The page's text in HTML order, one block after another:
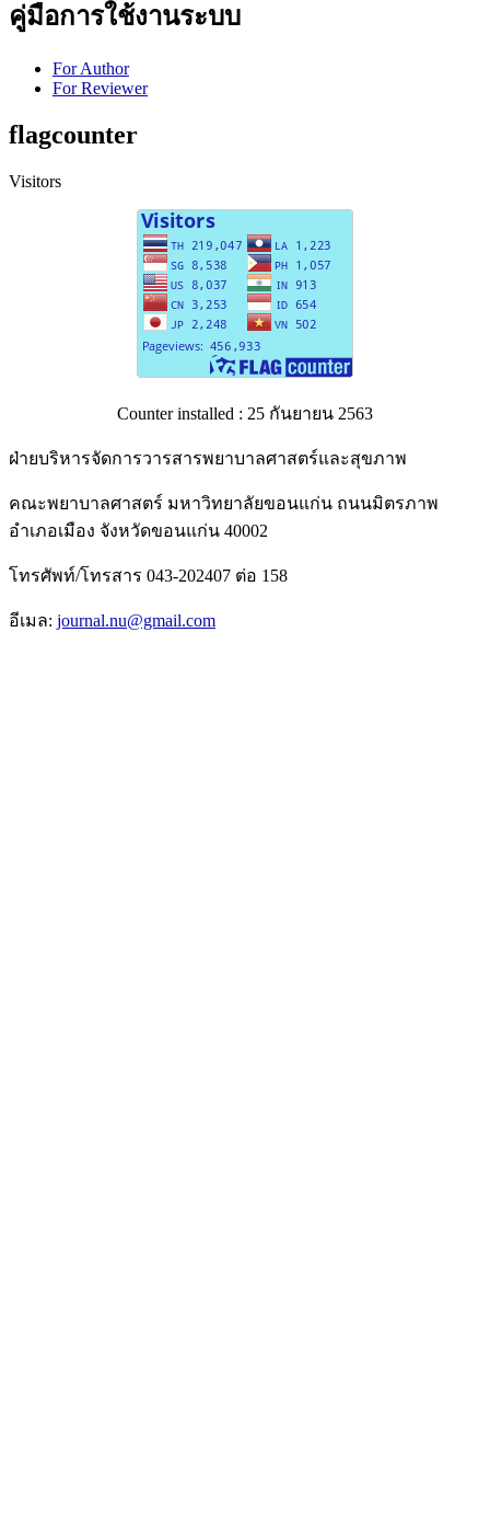
คู่มือการใช้งานระบบ
For Author
For Reviewer
flagcounter
Visitors
Counter installed : 25 กันยายน 2563
ฝ่ายบริหารจัดการวารสารพยาบาลศาสตร์และสุขภาพ
คณะพยาบาลศาสตร์ มหาวิทยาลัยขอนแก่น ถนนมิตรภาพ
อำเภอเมือง จังหวัดขอนแก่น 40002
โทรศัพท์/โทรสาร 043-202407 ต่อ 158
อีเมล: journal.nu@gmail.com